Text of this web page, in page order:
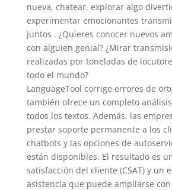
nueva, chatear, explorar algo
experimentar emocionantes
juntos . ¿Quieres conocer nuevos
con alguien genial? ¿Mirar
realizadas por toneladas de
todo el mundo?
LanguageTool corrige errores de
también ofrece un completo
todos los textos. Además, las
prestar soporte permanente a los
chatbots y las opciones de
están disponibles. El resultado es
satisfacción del cliente (CSAT) y un
asistencia que puede ampliarse